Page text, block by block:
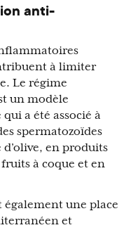
anti-
à limiter
Le régime
un modèle
a été associé à
spermatozoïdes
en produits
à coque et en
également une place
et